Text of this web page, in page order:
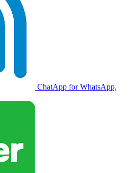
ChatApp for WhatsApp,